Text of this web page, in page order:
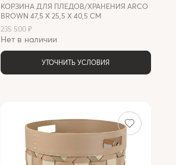
КОРЗИНА ДЛЯ ПЛЕДОВ/ХРАНЕНИЯ ARCO
BROWN 47,5 X 25,5 Х 40,5 СМ
235 500 ₽
Нет в наличии
УТОЧНИТЬ УСЛОВИЯ